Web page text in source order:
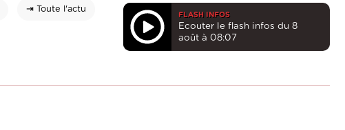
⇥ Toute l'actu
FLASH INFOS
Ecouter le flash infos du 8
août à 08:07